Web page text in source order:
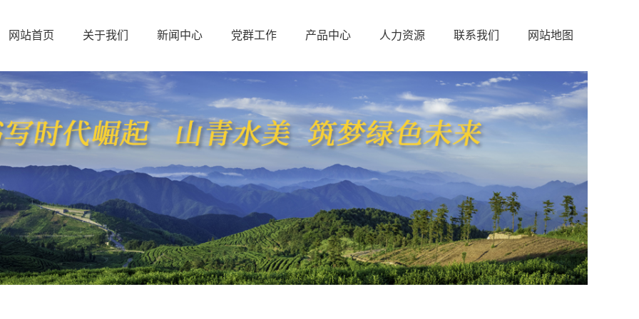
网站首页 关于我们 新闻中心 党群工作 产品中心 人力资源 联系我们 网站地图